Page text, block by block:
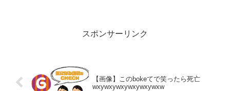
スポンサーリンク
【画像】このbokeてで笑ったら死亡
wxywxywxywxywxywxw